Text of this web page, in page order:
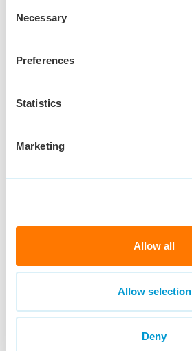
Selection
Necessary
Preferences
Statistics
Marketing
Allow all
Allow selection
Deny